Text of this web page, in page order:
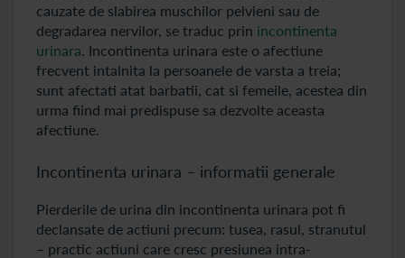
cauzate de slabirea muschilor pelvieni sau de
degradarea nervilor, se traduc prin incontinenta
urinara . Incontinenta urinara este o afectiune
frecvent intalnita la persoanele de varsta a treia;
sunt afectati atat barbatii, cat si femeile, acestea din
urma fiind mai predispuse sa dezvolte aceasta
afectiune.
Incontinenta urinara – informatii generale
Pierderile de urina din incontinenta urinara pot fi
declansate de actiuni precum: tusea, rasul, stranutul
– practic actiuni care cresc presiunea intra-